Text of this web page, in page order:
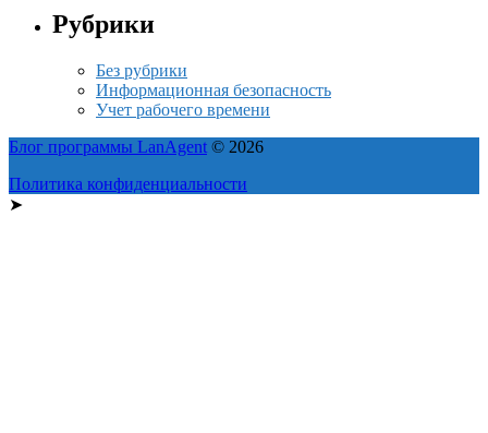
Рубрики
Без рубрики
Информационная безопасность
Учет рабочего времени
Блог программы LanAgent © 2026
Политика конфиденциальности
➤